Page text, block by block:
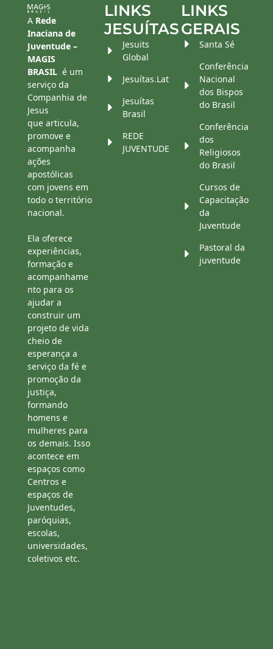
A Rede
Inaciana de
Juventude –
MAGIS
BRASIL é um
serviço da
Companhia de
Jesus
que articula,
promove e
acompanha
ações
apostólicas
com jovens em
todo o território
nacional.
Ela oferece
experiências,
formação e
acompanhame
nto para os
ajudar a
construir um
projeto de vida
cheio de
esperança a
serviço da fé e
promoção da
justiça,
formando
homens e
mulheres para
os demais. Isso
acontece em
espaços como
Centros e
espaços de
Juventudes,
paróquias,
escolas,
universidades,
coletivos etc.
LINKS
JESUÍTAS
Jesuits
Global
Jesuítas.Lat
Jesuítas
Brasil
REDE
JUVENTUDE
LINKS
GERAIS
Santa Sé
Conferência
Nacional
dos Bispos
do Brasil
Conferência
dos
Religiosos
do Brasil
Cursos de
Capacitação
da
Juventude
Pastoral da
juventude